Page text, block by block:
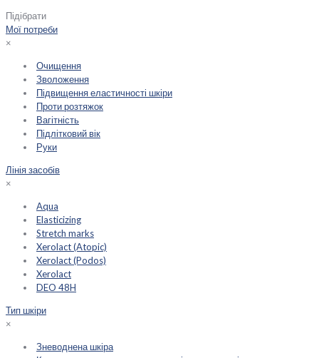
Підібрати
Мої потреби
×
Очищення
Зволоження
Підвищення еластичності шкіри
Проти розтяжок
Вагітність
Підлітковий вік
Руки
Лінія засобів
×
Aqua
Elasticizing
Stretch marks
Xerolact (Atopic)
Xerolact (Podos)
Xerolact
DEO 48H
Тип шкіри
×
Зневоднена шкіра